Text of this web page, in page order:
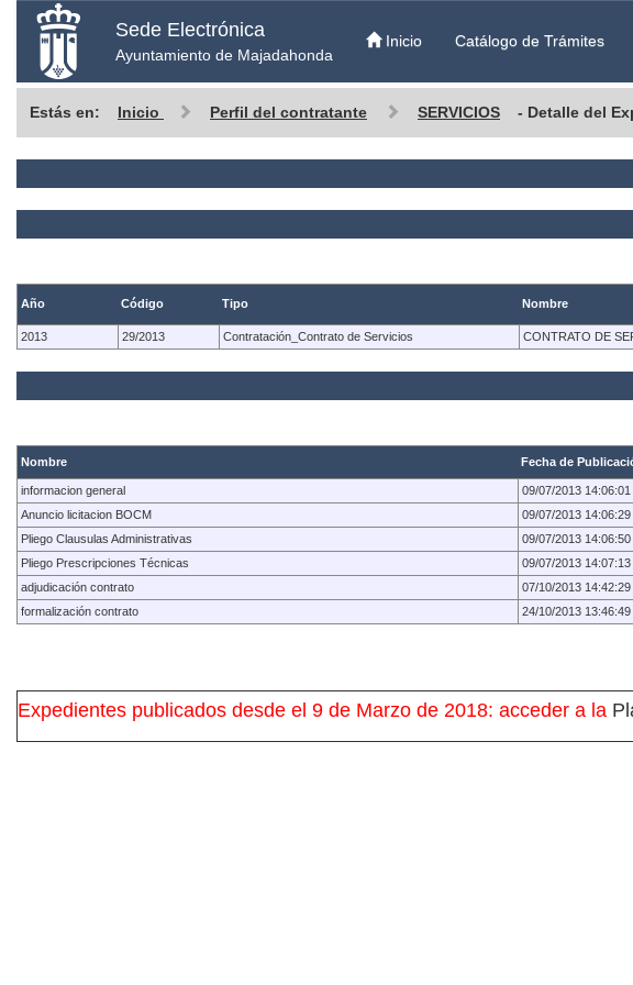
Sede Electrónica
Ayuntamiento de Majadahonda
Inicio Catálogo de Trámites
Estás en: Inicio Perfil del contratante SERVICIOS - Detalle del
Año Código Tipo Nombre
2013 29/2013 Contratación_Contrato de Servicios CONTRATO DE
Nombre Fecha de
informacion general 09/07/2013 14:06:01
Anuncio licitacion BOCM
09/07/2013 14:06:29
Pliego Clausulas Administrativas
09/07/2013 14:06:50
Pliego Prescripciones Técnicas
09/07/2013 14:07:13
adjudicación contrato
07/10/2013 14:42:29
formalización contrato
24/10/2013 13:46:49
Expedientes publicados desde el 9 de Marzo de 2018: acceder a la